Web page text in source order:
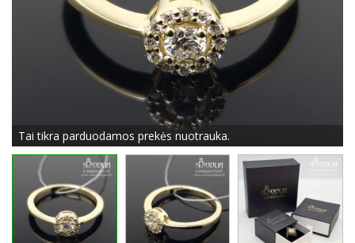
Tai tikra parduodamos prekės nuotrauka.